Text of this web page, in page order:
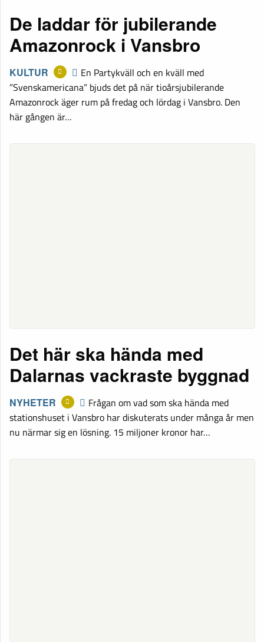
De laddar för jubilerande
Amazonrock i Vansbro
KULTUR
En Partykväll och en kväll med
”Svenskamericana” bjuds det på när tioårsjubilerande
Amazonrock äger rum på fredag och lördag i Vansbro. Den
här gången är…
Det här ska hända med
Dalarnas vackraste byggnad
NYHETER
Frågan om vad som ska hända med
stationshuset i Vansbro har diskuterats under många år men
nu närmar sig en lösning. 15 miljoner kronor har…